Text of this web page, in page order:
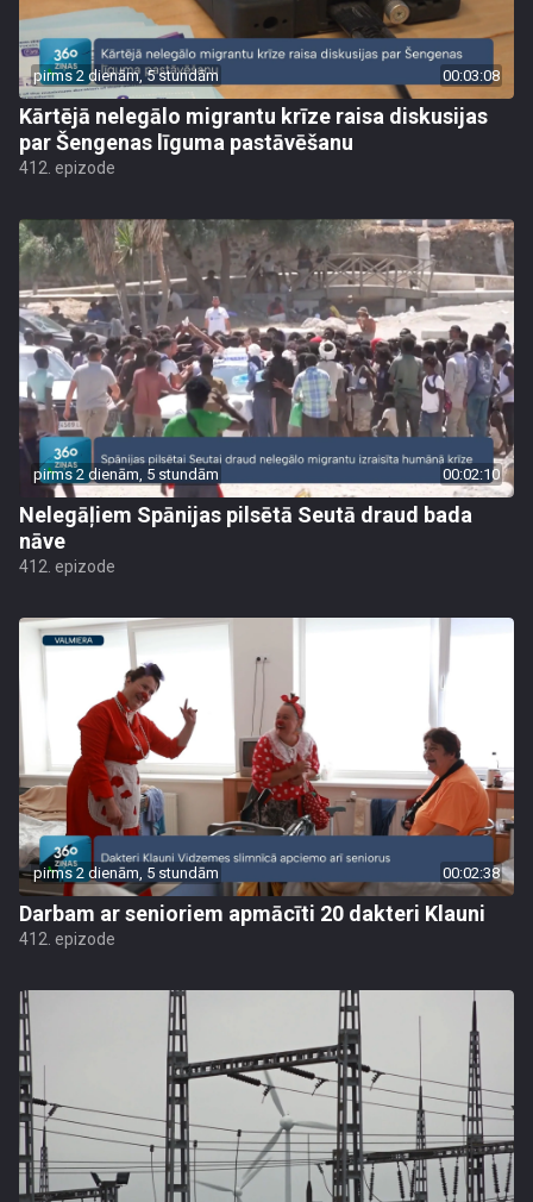
pirms 2 dienām, 5 stundām 00:03:08
Kārtējā nelegālo migrantu krīze raisa diskusijas
par Šengenas līguma pastāvēšanu
412. epizode
pirms 2 dienām, 5 stundām 00:02:10
Nelegāļiem Spānijas pilsētā Seutā draud bada
nāve
412. epizode
pirms 2 dienām, 5 stundām 00:02:38
Darbam ar senioriem apmācīti 20 dakteri Klauni
412. epizode